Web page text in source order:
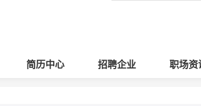
简历中心 招聘企业 职场资